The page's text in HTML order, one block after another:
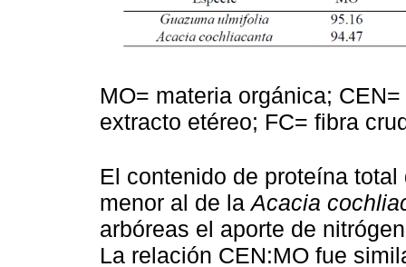
MO= materia orgánica;
extracto etéreo; FC= fibra
El contenido de proteína
menor al de laAcacia
arbóreas el aporte de
La relación CEN:MO fue